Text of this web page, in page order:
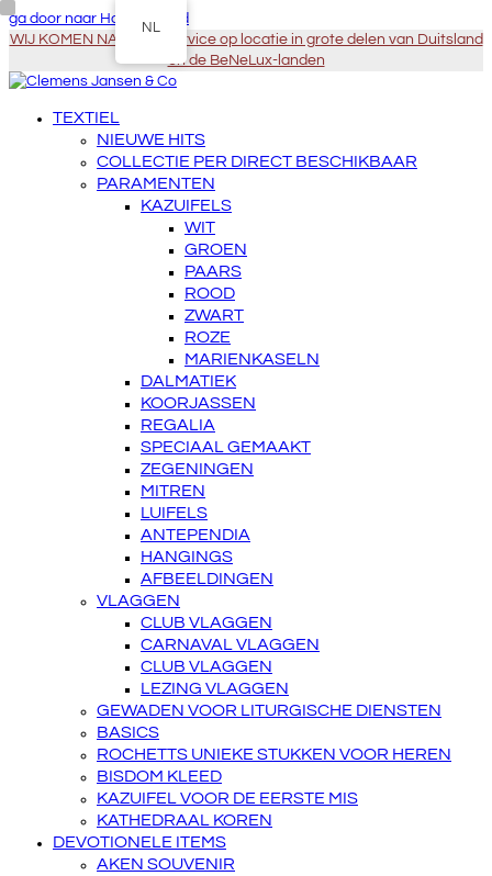
ga door naar Hoofdinhoud
WIJ KOMEN NAAR U - Service op locatie in grote delen van Duitsland
en de BeNeLux-landen
TEXTIEL
NIEUWE HITS
COLLECTIE PER DIRECT BESCHIKBAAR
PARAMENTEN
KAZUIFELS
WIT
GROEN
PAARS
ROOD
ZWART
ROZE
MARIENKASELN
DALMATIEK
KOORJASSEN
REGALIA
SPECIAAL GEMAAKT
ZEGENINGEN
MITREN
LUIFELS
ANTEPENDIA
HANGINGS
AFBEELDINGEN
VLAGGEN
CLUB VLAGGEN
CARNAVAL VLAGGEN
CLUB VLAGGEN
LEZING VLAGGEN
GEWADEN VOOR LITURGISCHE DIENSTEN
BASICS
ROCHETTS UNIEKE STUKKEN VOOR HEREN
BISDOM KLEED
KAZUIFEL VOOR DE EERSTE MIS
KATHEDRAAL KOREN
DEVOTIONELE ITEMS
AKEN SOUVENIR
NL